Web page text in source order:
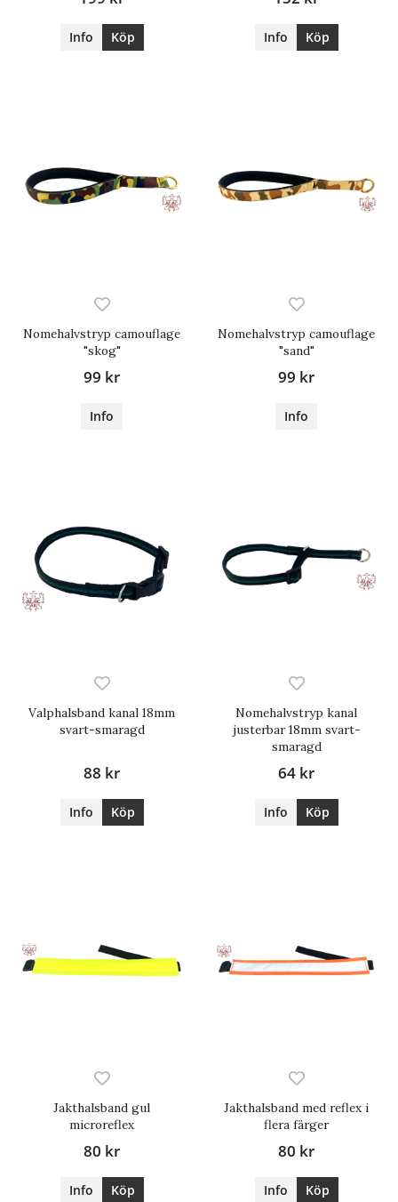
Info Köp Info Köp
Nomehalvstryp camouflage
"skog"
99 kr
Info
Nomehalvstryp camouflage
"sand"
99 kr
Info
Valphalsband kanal 18mm
svart-smaragd
88 kr
Info Köp
Nomehalvstryp kanal
justerbar 18mm svart-
smaragd
64 kr
Info Köp
Jakthalsband gul
microreflex
80 kr
Info Köp
Jakthalsband med reflex i
flera färger
80 kr
Info Köp